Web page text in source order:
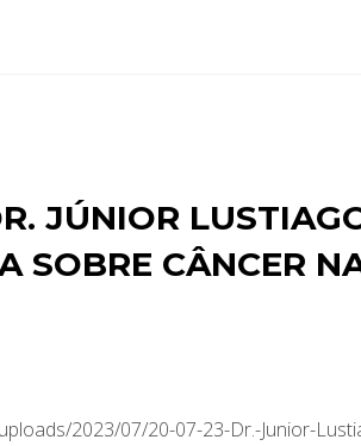
JÚNIOR
SOBRE CÂNCER
2023/07/20-07-23-Dr.-Junior-